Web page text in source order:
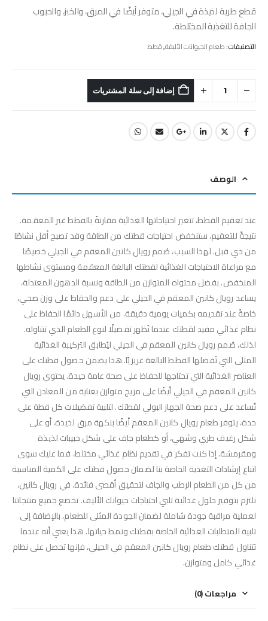
قطع طرية لذيذة في الجيلي، متوفر أيضًا في المرق، والخبز، والحبوب
الجافة للتغذية المختلطة.
التصنيفات:طعام الحيوانات الأليفة,قطط
إضافة إلى سلة المشتريات
الوصف
عند تعقيم القطط، تتغير احتياجاتها الغذائية مقارنةً بالقطط غير المعقمة.
نتيجةً للتعقيم، ستنخفض احتياجات قطتك من الطاقة وقد تصبح أقل نشاطًا
من ذي قبل. لهذا السبب، صُمم رويال كانين المعقم في الجيلي خصيصًا
مع مراعاة الاحتياجات الغذائية لقطتك البالغة المعقمة ومستوى نشاطها
المنخفض. بفضل محتواه المتوازن من الطاقة ونسبة الدهون المعتدلة،
يساعد رويال كانين المعقم في الجيلي على دعم والحفاظ على وزن صحي،
خاصةً عند تقديمه بكميات يومية دقيقة. من الأسهل دائمًا الحفاظ على
نظام غذائي مفيد لقطتك عندما تُظهر تفضيلًا لنوع الطعام الذي تتناوله.
لذلك، صُمم رويال كانين المعقم في الجيلي ليُطابق التركيبة الغذائية
المثلى التي تُفضلها القطط البالغة غريزيًا. هذا يضمن حصول قطتك على
العناصر الغذائية التي تحتاجها للحفاظ على صحة عامة جيدة. يحتوي رويال
كانين المعقم في الجيلي أيضًا على مزيج متوازن بعناية من المعادن التي
تُساعد على دعم صحة الجهاز البولي لقطتك. لتلبية تفضيلات كل قطة على
حدة، يتوفر طعام رويال كانين المعقم أيضًا بنكهة مرق لذيذة، أو على
شكل رغيف طري وشهي، أو كطعام جاف على شكل حبيبات لذيذة
ومقرمشة. إذا كنت تفكر في تقديم نظام غذائي مختلط، فما عليك سوى
اتباع إرشادات التغذية الخاصة بنا لضمان حصول قطتك على الكمية المناسبة
من كل من الطعام الرطب والجاف لتحقيق أقصى فائدة. في رويال كانين،
نلتزم بتوفير حلول غذائية تلبي احتياجات حيوانك الأليف. تخضع جميع منتجاتنا
لعملية مراقبة جودة شاملة لضمان الجودة المثلى للطعام، بالإضافة إلى
تلبية المتطلبات الغذائية الخاصة بقطتك ونمط حياتها. هذا يعني أنه عندما
تتناول قطتك طعام رويال كانين المعقم في الجيلي، فإنها تحصل على نظام
غذائي كامل ومتوازن.
مراجعات (0)